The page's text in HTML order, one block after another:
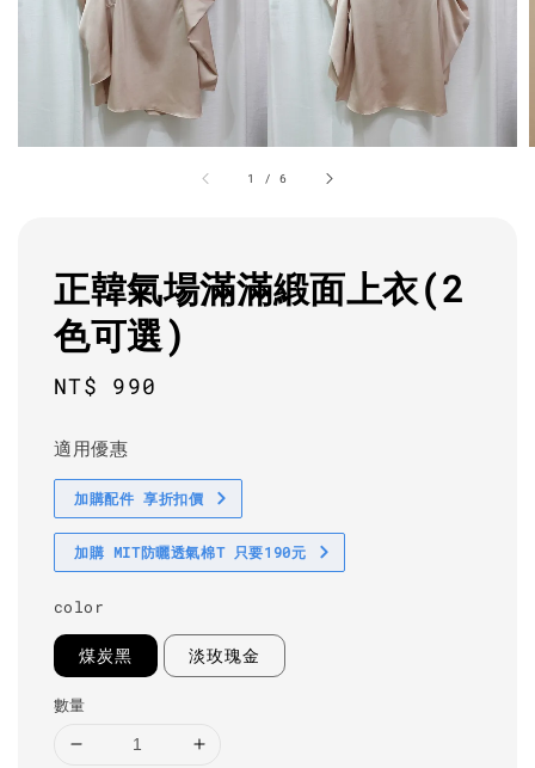
1 /6
正韓氣場滿滿緞面上衣(2
色可選)
Regular
NT$ 990
適用優惠
加購配件 享折扣價
加購 MIT防曬透氣棉T 只要190元
color
煤炭黑 淡玫瑰金
數量